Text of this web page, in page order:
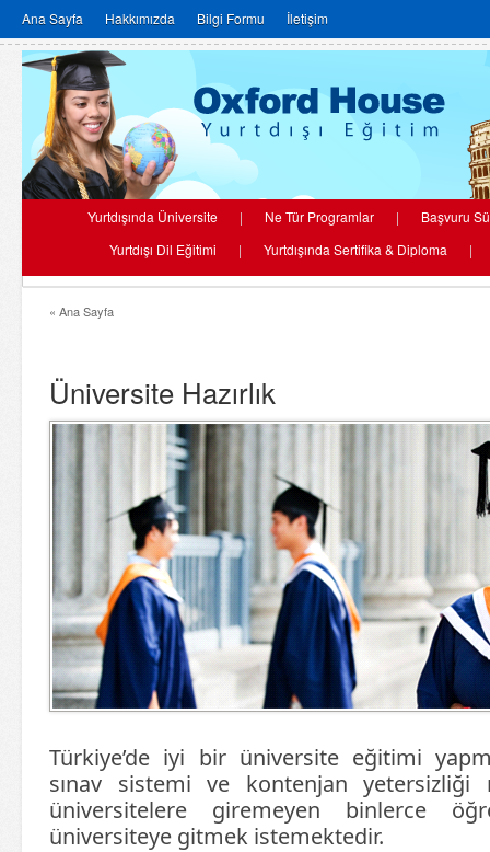
Ana Sayfa Hakkımızda Bilgi Formu İletişim
Yurtdışında Üniversite | Ne Tür Programlar |
Başvuru
Yurtdışı Dil Eğitimi
| Yurtdışında Sertifika & Diploma |
« Ana Sayfa
Üniversite Hazırlık
Türkiye’de iyi bir üniversite eğitimi
sınav sistemi ve kontenjan yetersizliği
üniversitelere giremeyen binlerce
üniversiteye gitmek istemektedir.